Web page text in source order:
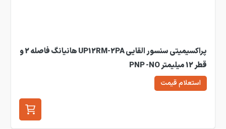
پراکسیمیتی سنسور القایی UP12RM-2PA هانیانگ فاصله 2 و
قطر 12 میلیمتر PNP -NO
استعلام قیمت